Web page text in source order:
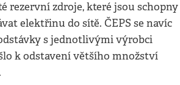
rezervní zdroje, které jsou schopny
elektřinu do sítě. ČEPS se navíc
s jednotlivými výrobci
k odstavení většího množství